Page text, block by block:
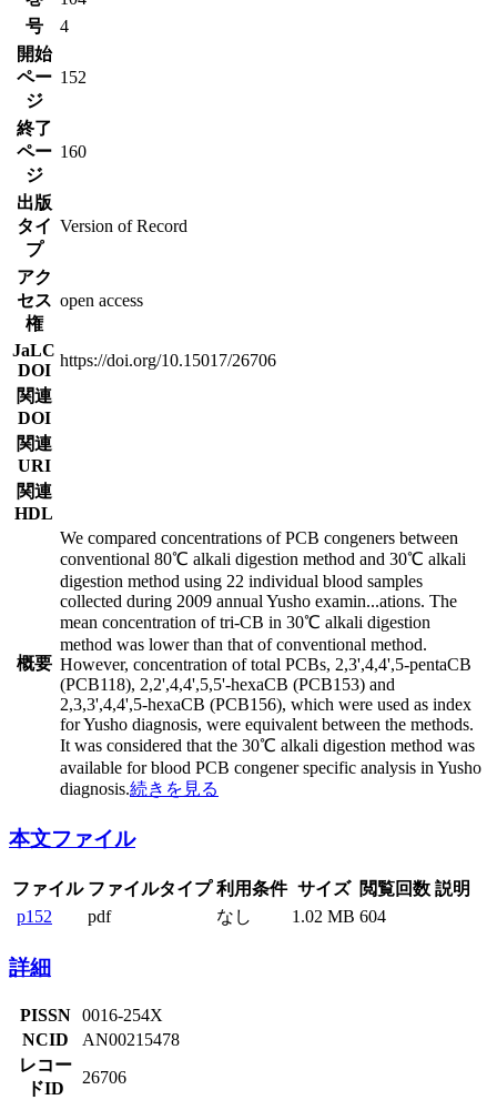
号
4
開始
ペー
ジ
152
終了
ペー
ジ
160
出版
タイ
プ
Version of Record
アク
セス
権
open access
JaLC
DOI
https://doi.org/10.15017/26706
関連
DOI
関連
URI
関連
HDL
概要
We compared concentrations of PCB congeners between
conventional 80℃ alkali digestion method and 30℃ alkali
digestion method using 22 individual blood samples
collected during 2009 annual Yusho examin...ations. The
mean concentration of tri-CB in 30℃ alkali digestion
method was lower than that of conventional method.
However, concentration of total PCBs, 2,3',4,4',5-pentaCB
(PCB118), 2,2',4,4',5,5'-hexaCB (PCB153) and
2,3,3',4,4',5-hexaCB (PCB156), which were used as index
for Yusho diagnosis, were equivalent between the methods.
It was considered that the 30℃ alkali digestion method was
available for blood PCB congener specific analysis in Yusho
diagnosis.続きを見る
本文ファイル
ファイル ファイルタイプ 利用条件 サイズ 閲覧回数 説明
p152
pdf なし 1.02 MB 604
詳細
PISSN
0016-254X
NCID
AN00215478
レコー
ドID
26706